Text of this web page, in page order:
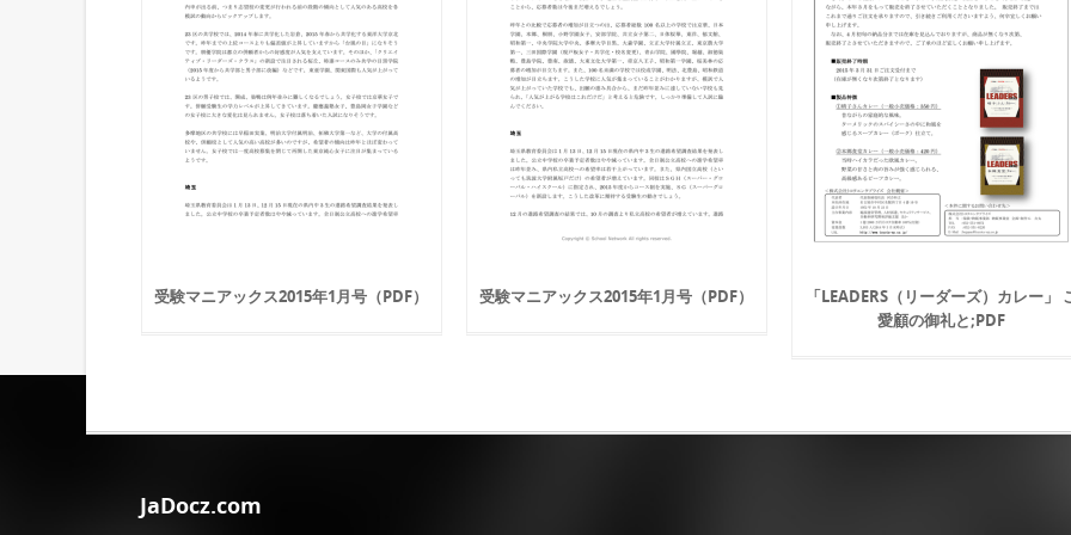
受験マニアックス2015年1月号（PDF） 受験マニアックス2015年1月号（PDF）
「LEADERS（リーダーズ）カレー」
愛顧の御礼と;PDF
JaDocz.com